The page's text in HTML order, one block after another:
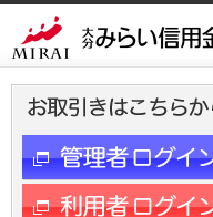
ダ